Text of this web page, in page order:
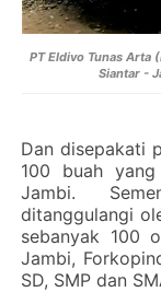
PT Eldivo Tunas Arta
Siantar -
Dan disepakati
100 buah
Jambi.
ditanggulangi
sebanyak 100
Jambi,
SD, SMP dan